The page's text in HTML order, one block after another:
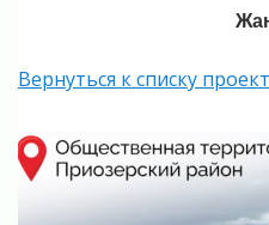
Вернуться к списку